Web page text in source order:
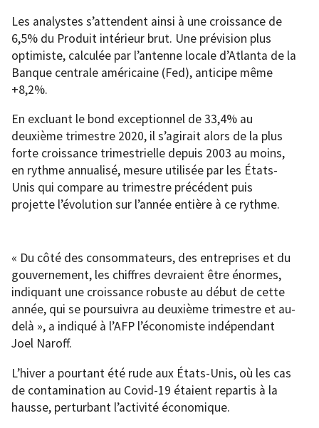
Les analystes s’attendent ainsi à une croissance de
6,5% du Produit intérieur brut. Une prévision plus
optimiste, calculée par l’antenne locale d’Atlanta de la
Banque centrale américaine (Fed), anticipe même
+8,2%.
En excluant le bond exceptionnel de 33,4% au
deuxième trimestre 2020, il s’agirait alors de la plus
forte croissance trimestrielle depuis 2003 au moins,
en rythme annualisé, mesure utilisée par les États-
Unis qui compare au trimestre précédent puis
projette l’évolution sur l’année entière à ce rythme.
« Du côté des consommateurs, des entreprises et du
gouvernement, les chiffres devraient être énormes,
indiquant une croissance robuste au début de cette
année, qui se poursuivra au deuxième trimestre et au-
delà », a indiqué à l’AFP l’économiste indépendant
Joel Naroff.
L’hiver a pourtant été rude aux États-Unis, où les cas
de contamination au Covid-19 étaient repartis à la
hausse, perturbant l’activité économique.